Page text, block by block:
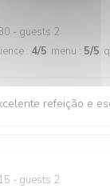
- guests 2
: 4/5 menu : 5/5
refeição e
- guests 2